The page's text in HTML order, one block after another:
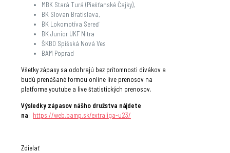
MBK Stará Turá (Piešťanské Čajky),
BK Slovan Bratislava,
BK Lokomotíva Sereď
BK Junior UKF Nitra
ŠKBD Spišská Nová Ves
BAM Poprad
Všetky zápasy sa odohrajú bez prítomnosti divákov a
budú prenášané formou online live prenosov na
platforme youtube a live štatistických prenosov.
Výsledky zápasov nášho družstva nájdete
na: https://web.bamp.sk/extraliga-u23/
Zdielať